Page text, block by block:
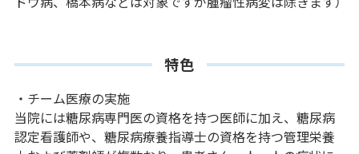
特色
・チーム医療の実施
当院には糖尿病専門医の資格を持つ医師に加え、糖尿病
認定看護師や、糖尿病療養指導士の資格を持つ管理栄養